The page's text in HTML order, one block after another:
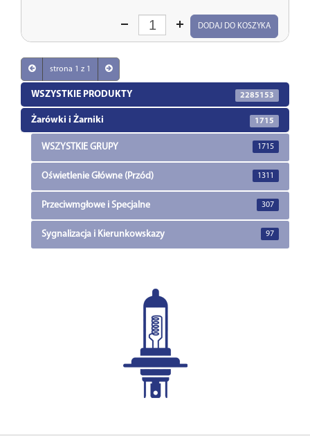
Wprowadź
DODAJ DO KOSZYKA
strona 1 z 1
WSZYSTKIE PRODUKTY 2285153
Żarówki i Żarniki 1715
WSZYSTKIE GRUPY 1715
Oświetlenie Główne (Przód) 1311
Przeciwmgłowe i Specjalne 307
Sygnalizacja i Kierunkowskazy 97